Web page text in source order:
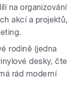
na organizování
akcí a projektů,
rodině (jedna
desky, čte
rád moderní